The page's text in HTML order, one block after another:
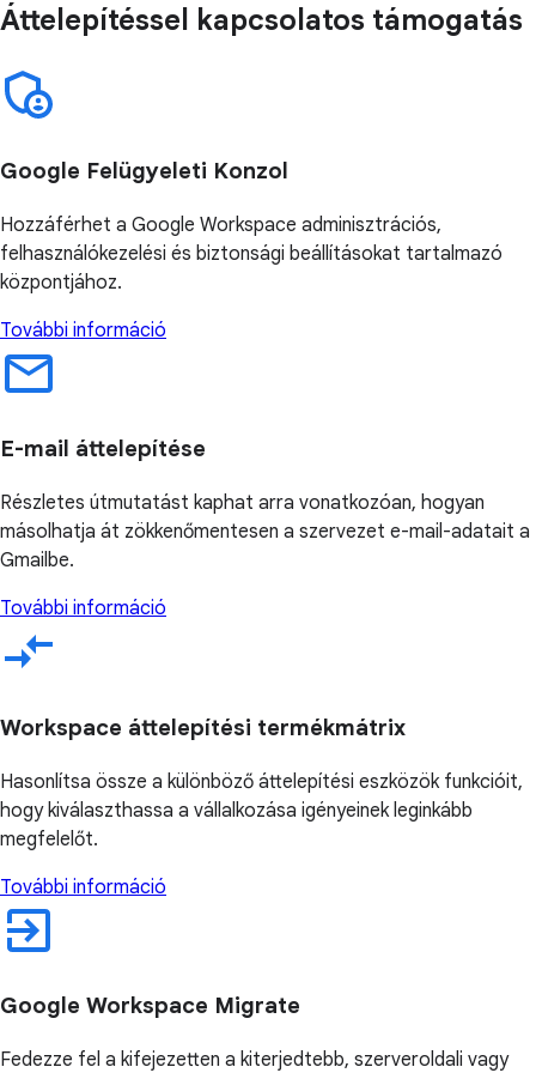
Áttelepítéssel kapcsolatos támogatás
Google Felügyeleti Konzol
Hozzáférhet a Google Workspace adminisztrációs,
felhasználókezelési és biztonsági beállításokat tartalmazó
központjához.
További információ
E-mail áttelepítése
Részletes útmutatást kaphat arra vonatkozóan, hogyan
másolhatja át zökkenőmentesen a szervezet e-mail-adatait a
Gmailbe.
További információ
Workspace áttelepítési termékmátrix
Hasonlítsa össze a különböző áttelepítési eszközök funkcióit,
hogy kiválaszthassa a vállalkozása igényeinek leginkább
megfelelőt.
További információ
Google Workspace Migrate
Fedezze fel a kifejezetten a kiterjedtebb, szerveroldali vagy